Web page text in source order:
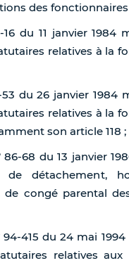
des fonctionnaires
du 11 janvier 1984
relatives à la
du 26 janvier 1984
relatives à la
son article 118 ;
68 du 13 janvier
de détachement,
congé parental
94-415 du 24 mai
relatives aux